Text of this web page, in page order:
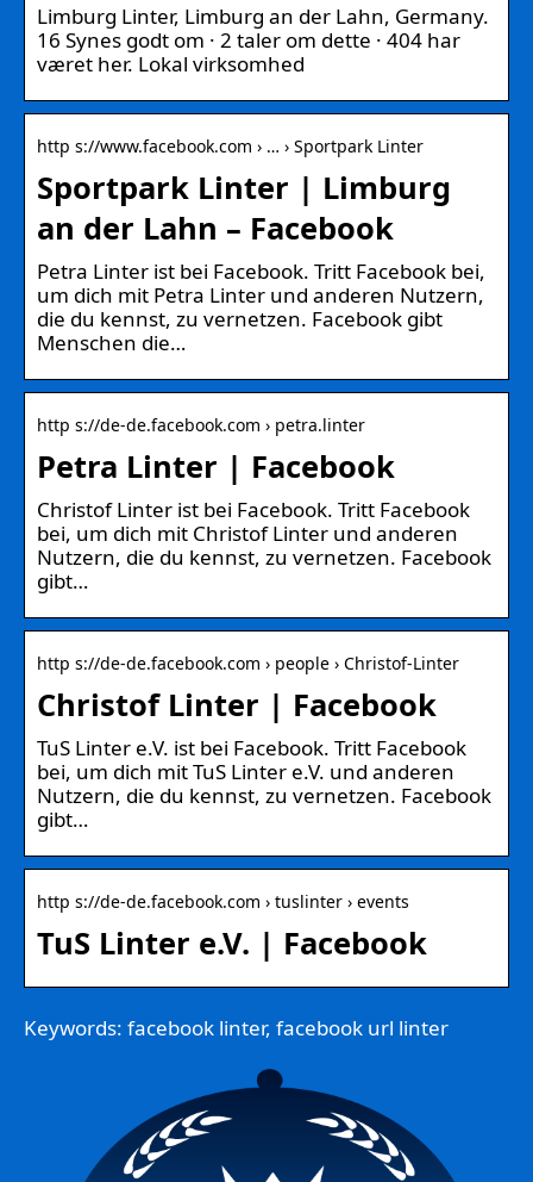
Limburg Linter, Limburg an der Lahn, Germany.
16 Synes godt om · 2 taler om dette · 404 har
været her. Lokal virksomhed
http s://www.facebook.com › … › Sportpark Linter
Sportpark Linter | Limburg
an der Lahn – Facebook
Petra Linter ist bei Facebook. Tritt Facebook bei,
um dich mit Petra Linter und anderen Nutzern,
die du kennst, zu vernetzen. Facebook gibt
Menschen die…
http s://de-de.facebook.com › petra.linter
Petra Linter | Facebook
Christof Linter ist bei Facebook. Tritt Facebook
bei, um dich mit Christof Linter und anderen
Nutzern, die du kennst, zu vernetzen. Facebook
gibt…
http s://de-de.facebook.com › people › Christof-Linter
Christof Linter | Facebook
TuS Linter e.V. ist bei Facebook. Tritt Facebook
bei, um dich mit TuS Linter e.V. und anderen
Nutzern, die du kennst, zu vernetzen. Facebook
gibt…
http s://de-de.facebook.com › tuslinter › events
TuS Linter e.V. | Facebook
Keywords: facebook linter, facebook url linter